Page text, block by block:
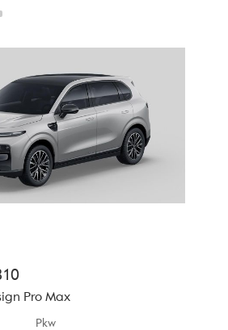
Pro Max
Pkw